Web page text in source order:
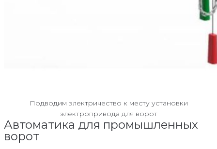
Подводим электричество к месту установки
электропривода для ворот
Автоматика для промышленных
ворот